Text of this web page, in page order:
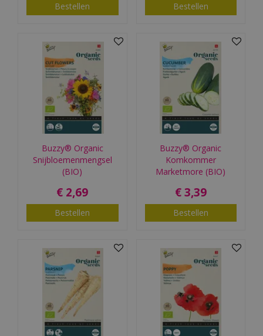
Bestellen Bestellen
Buzzy® Organic
Snijbloemenmengsel
(BIO)
€ 2,69
Bestellen
Buzzy® Organic
Komkommer
Marketmore (BIO)
€ 3,39
Bestellen